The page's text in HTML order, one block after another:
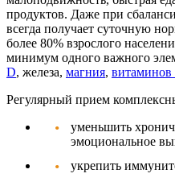
продуктов. Даже при
всегда получает суточную
более 80% взрослого
минимум одного важного
D, железа, магния,
Регулярный прием
уменьшить
эмоциональное
укрепить